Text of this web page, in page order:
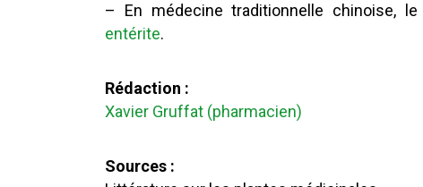
– En médecine traditionnelle chinoise,
entérite.
Rédaction :
Xavier Gruffat (pharmacien)
Sources :